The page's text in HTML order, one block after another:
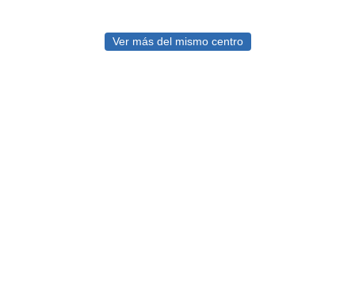
Ver más del mismo centro